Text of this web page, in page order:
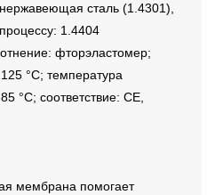
сталь (1.4301),
1.4404
фторэластомер;
°C; температура
°C; соответствие: CE,
мембрана помогает